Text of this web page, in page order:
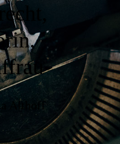
Althoff